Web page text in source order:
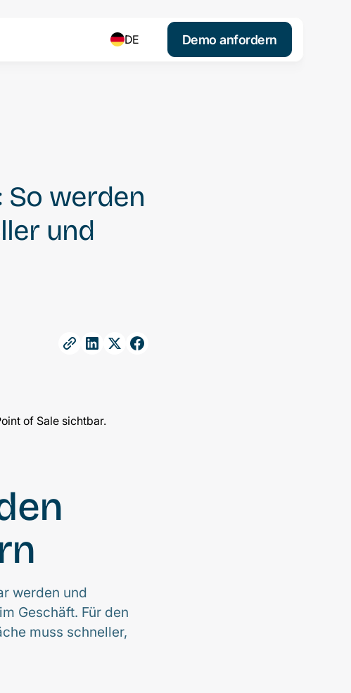
DE Demo anfordern
So werden
und
werden und
Geschäft. Für den
muss schneller,